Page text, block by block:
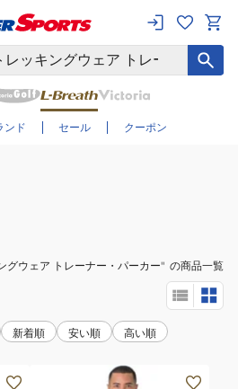
ンド セール クーポン
さらに絞り込む
グウェア トレーナー・パーカー" の商品一覧
新着順 安い順 高い順